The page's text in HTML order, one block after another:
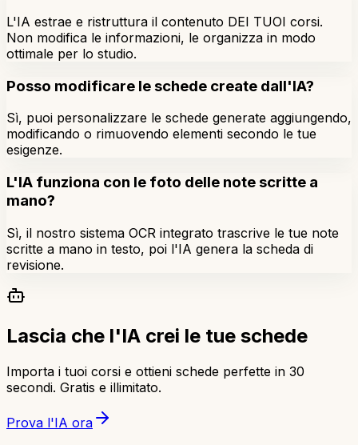
L'IA estrae e ristruttura il contenuto DEI TUOI corsi.
Non modifica le informazioni, le organizza in modo
ottimale per lo studio.
Posso modificare le schede create dall'IA?
Sì, puoi personalizzare le schede generate aggiungendo,
modificando o rimuovendo elementi secondo le tue
esigenze.
L'IA funziona con le foto delle note scritte a
mano?
Sì, il nostro sistema OCR integrato trascrive le tue note
scritte a mano in testo, poi l'IA genera la scheda di
revisione.
Lascia che l'IA crei le tue schede
Importa i tuoi corsi e ottieni schede perfette in 30
secondi. Gratis e illimitato.
Prova l'IA ora